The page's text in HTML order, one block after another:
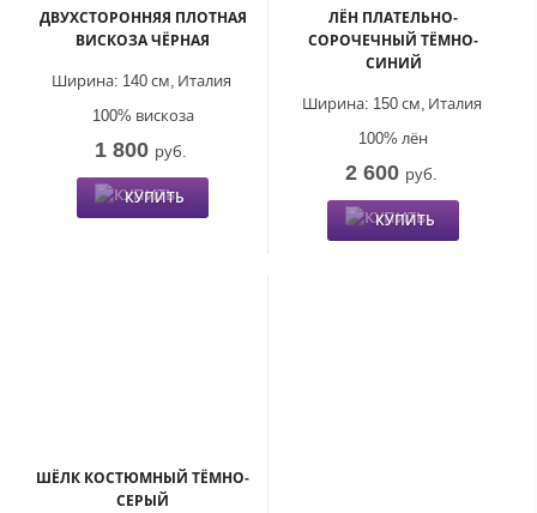
ДВУХСТОРОННЯЯ ПЛОТНАЯ
ВИСКОЗА ЧЁРНАЯ
Италия
Ширина: 140 см,
100% вискоза
1 800 руб.
КУПИТЬ
ЛЁН ПЛАТЕЛЬНО-
СОРОЧЕЧНЫЙ ТЁМНО-
СИНИЙ
Италия
Ширина: 150 см,
100% лён
2 600 руб.
КУПИТЬ
ШЁЛК КОСТЮМНЫЙ ТЁМНО-
СЕРЫЙ